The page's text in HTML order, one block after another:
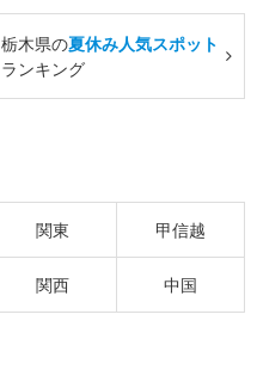
栃木県の夏休み人気スポット
ランキング
関東 甲信越
関西 中国